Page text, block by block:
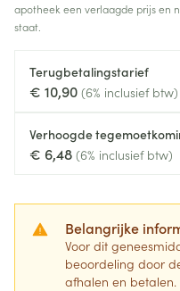
apotheek een verlaagde prijs en
staat.
Terugbetalingstarief
€ 10,90 (6% inclusief btw)
Verhoogde
€ 6,48 (6% inclusief btw)
Belangrijke
Voor dit
beoordeling door
afhalen en betalen.